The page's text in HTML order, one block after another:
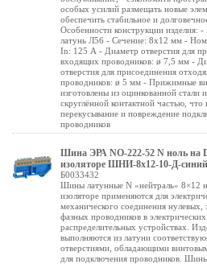
особых усилий размещать новые
обеспечить стабильное и
Особенности конструкции изделия: -
латунь Л56 - Сечение: 8х12 мм -
In: 125 А - Диаметр отверстия для
входящих проводников: ø 7,5 мм -
отверстия для присоединения
проводников: ø 5 мм - Прижимные
изготовлены из оцинкованной стали
скруглённой контактной частью, что
перекусывание и повреждение
проводников
Шина ЭРА NO-222-52 N ноль на
изоляторе ШНИ-8х12-10-Д-синий
Б0033432
Шины латунные N «нейтраль» 8×12
изоляторе применяются для
механического соединения нулевых,
фазных проводников в
распределительных устройствах.
выполняются из латуни
отверстиями, обладающими
для подключения проводников.